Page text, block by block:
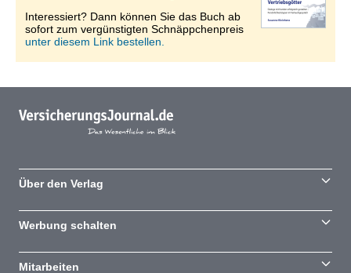
Interessiert? Dann können Sie das Buch ab
sofort zum vergünstigten Schnäppchenpreis
unter diesem Link bestellen.
Über den Verlag
Werbung schalten
Mitarbeiten